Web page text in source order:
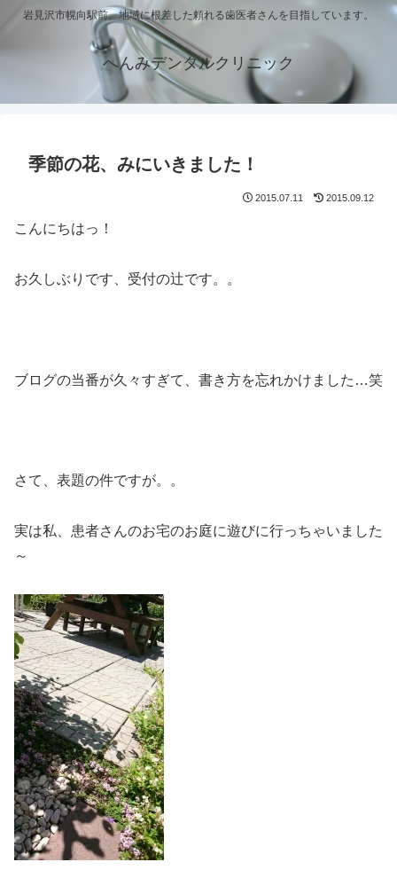
岩見沢市幌向駅前。地域に根差した頼れる歯医者さんを目指しています。
へんみデンタルクリニック
季節の花、みにいきました！
2015.07.11 2015.09.12
こんにちはっ！
お久しぶりです、受付の辻です。。
ブログの当番が久々すぎて、書き方を忘れかけました…笑
さて、表題の件ですが。。
実は私、患者さんのお宅のお庭に遊びに行っちゃいました
～